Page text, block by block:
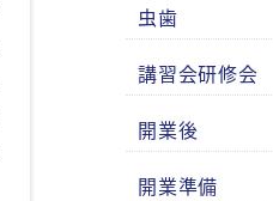
虫歯
講習会研修会
開業後
開業準備